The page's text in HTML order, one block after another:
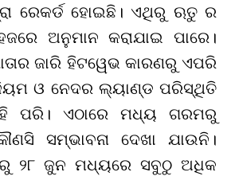
ରେକର୍ଡ ହୋଇଛି। ଏଥିରୁ ଋତୁ ର
ଅନୁମାନ କରାଯାଇ ପାରେ।
ଜାରି ହିଟୱେଭ କାରଣରୁ ଏପରି
ଓ ନେଦର ଲ୍ୟାଣ୍ଡ ପରିସ୍ଥିତି
ପରି। ଏଠାରେ ମଧ୍ୟ ଗରମରୁ
ସମ୍ଭାବନା ଦେଖା ଯାଉନି।
୨୮ ଜୁନ ମଧ୍ୟରେ ସବୁଠୁ ଅଧିକ